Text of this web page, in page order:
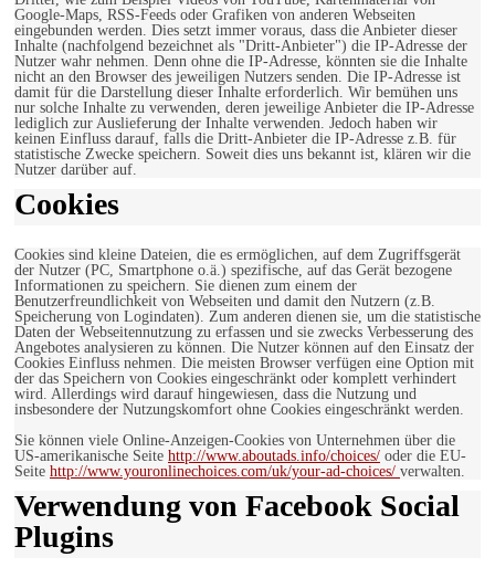
Google-Maps, RSS-Feeds oder Grafiken von anderen Webseiten
eingebunden werden. Dies setzt immer voraus, dass die Anbieter dieser
Inhalte (nachfolgend bezeichnet als "Dritt-Anbieter") die IP-Adresse der
Nutzer wahr nehmen. Denn ohne die IP-Adresse, könnten sie die Inhalte
nicht an den Browser des jeweiligen Nutzers senden. Die IP-Adresse ist
damit für die Darstellung dieser Inhalte erforderlich. Wir bemühen uns
nur solche Inhalte zu verwenden, deren jeweilige Anbieter die IP-Adresse
lediglich zur Auslieferung der Inhalte verwenden. Jedoch haben wir
keinen Einfluss darauf, falls die Dritt-Anbieter die IP-Adresse z.B. für
statistische Zwecke speichern. Soweit dies uns bekannt ist, klären wir die
Nutzer darüber auf.
Cookies
Cookies sind kleine Dateien, die es ermöglichen, auf dem Zugriffsgerät
der Nutzer (PC, Smartphone o.ä.) spezifische, auf das Gerät bezogene
Informationen zu speichern. Sie dienen zum einem der
Benutzerfreundlichkeit von Webseiten und damit den Nutzern (z.B.
Speicherung von Logindaten). Zum anderen dienen sie, um die statistische
Daten der Webseitennutzung zu erfassen und sie zwecks Verbesserung des
Angebotes analysieren zu können. Die Nutzer können auf den Einsatz der
Cookies Einfluss nehmen. Die meisten Browser verfügen eine Option mit
der das Speichern von Cookies eingeschränkt oder komplett verhindert
wird. Allerdings wird darauf hingewiesen, dass die Nutzung und
insbesondere der Nutzungskomfort ohne Cookies eingeschränkt werden.
Sie können viele Online-Anzeigen-Cookies von Unternehmen über die
US-amerikanische Seite http://www.aboutads.info/choices/ oder die EU-
Seite http://www.youronlinechoices.com/uk/your-ad-choices/ verwalten.
Verwendung von Facebook Social
Plugins